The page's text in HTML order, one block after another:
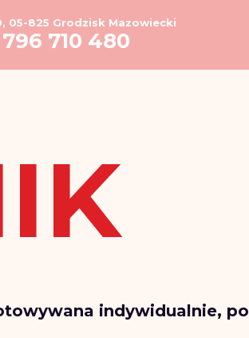
05-825 Grodzisk Mazowiecki
796 710 480 HOME
indywidualnie,